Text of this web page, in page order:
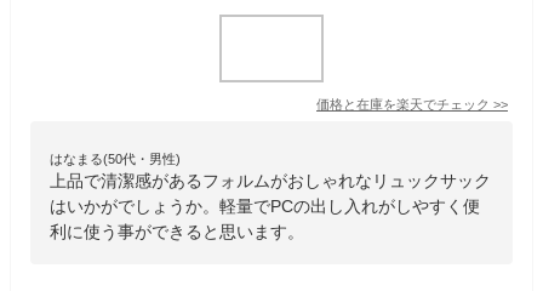
価格と在庫を楽天でチェック >>
はなまる(50代・男性)
上品で清潔感があるフォルムがおしゃれなリュックサック
はいかがでしょうか。軽量でPCの出し入れがしやすく便
利に使う事ができると思います。